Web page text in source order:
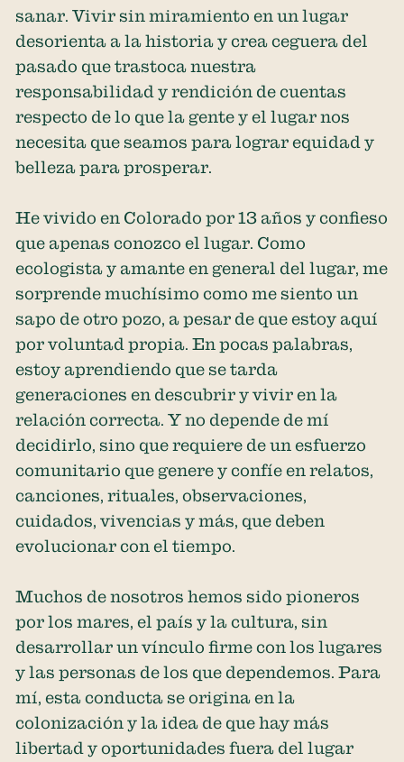
sanar. Vivir sin miramiento en un lugar
desorienta a la historia y crea ceguera del
pasado que trastoca nuestra
responsabilidad y rendición de cuentas
respecto de lo que la gente y el lugar nos
necesita que seamos para lograr equidad y
belleza para prosperar.
He vivido en Colorado por 13 años y confieso
que apenas conozco el lugar. Como
ecologista y amante en general del lugar, me
sorprende muchísimo como me siento un
sapo de otro pozo, a pesar de que estoy aquí
por voluntad propia. En pocas palabras,
estoy aprendiendo que se tarda
generaciones en descubrir y vivir en la
relación correcta. Y no depende de mí
decidirlo, sino que requiere de un esfuerzo
comunitario que genere y confíe en relatos,
canciones, rituales, observaciones,
cuidados, vivencias y más, que deben
evolucionar con el tiempo.
Muchos de nosotros hemos sido pioneros
por los mares, el país y la cultura, sin
desarrollar un vínculo firme con los lugares
y las personas de los que dependemos. Para
mí, esta conducta se origina en la
colonización y la idea de que hay más
libertad y oportunidades fuera del lugar